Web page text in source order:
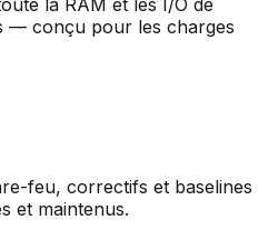
— conçu pour les charges
feu, correctifs et baselines
et maintenus.